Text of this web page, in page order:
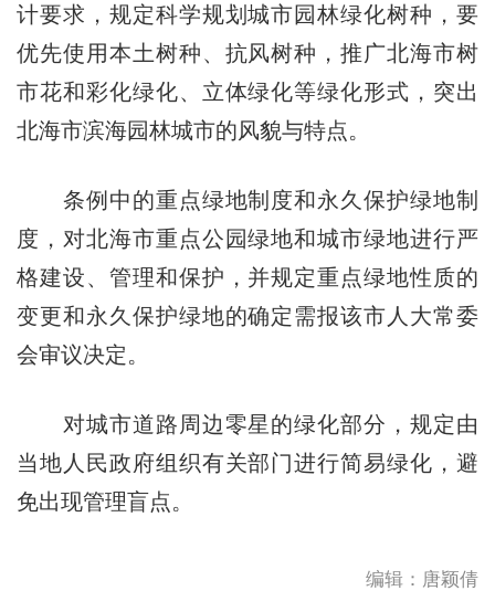
计要求，规定科学规划城市园林绿化树种，要
优先使用本土树种、抗风树种，推广北海市树
市花和彩化绿化、立体绿化等绿化形式，突出
北海市滨海园林城市的风貌与特点。
条例中的重点绿地制度和永久保护绿地制
度，对北海市重点公园绿地和城市绿地进行严
格建设、管理和保护，并规定重点绿地性质的
变更和永久保护绿地的确定需报该市人大常委
会审议决定。
对城市道路周边零星的绿化部分，规定由
当地人民政府组织有关部门进行简易绿化，避
免出现管理盲点。
编辑：唐颖倩